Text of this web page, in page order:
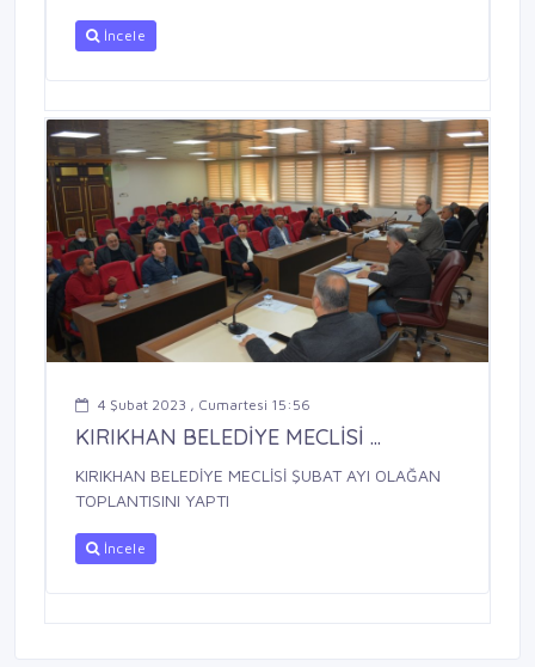
İncele
4 Şubat 2023 , Cumartesi 15:56
KIRIKHAN BELEDİYE MECLİSİ ...
KIRIKHAN BELEDİYE MECLİSİ ŞUBAT AYI OLAĞAN
TOPLANTISINI YAPTI
İncele